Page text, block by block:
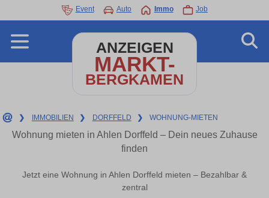
Event Auto Immo Job
ANZEIGEN
MARKT-
BERGKAMEN
❯ IMMOBILIEN ❯ DORFFELD ❯ WOHNUNG-MIETEN
Wohnung mieten in Ahlen Dorffeld – Dein neues Zuhause
finden
Jetzt eine Wohnung in Ahlen Dorffeld mieten – Bezahlbar &
zentral